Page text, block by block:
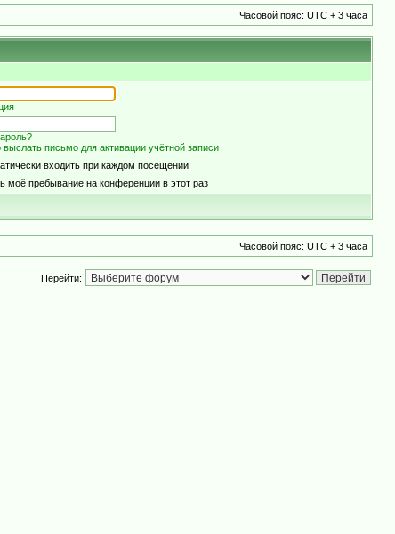
Часовой пояс: UTC + 3 часа
выслать письмо для активации учётной записи
входить при каждом посещении
моё пребывание на конференции в этот раз
Часовой пояс: UTC + 3 часа
Перейти: